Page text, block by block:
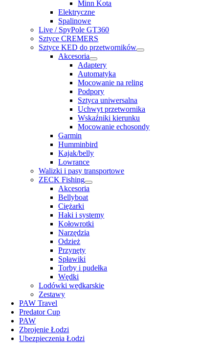
Minn Kota
Elektryczne
Spalinowe
Live / SpyPole GT360
Sztyce CREMERS
Sztyce KED do przetworników
Akcesoria
Adaptery
Automatyka
Mocowanie na reling
Podpory
Sztyca uniwersalna
Uchwyt przetwornika
Wskaźniki kierunku
Mocowanie echosondy
Garmin
Humminbird
Kajak/belly
Lowrance
Walizki i pasy transportowe
ZECK Fishing
Akcesoria
Bellyboat
Ciężarki
Haki i systemy
Kołowrotki
Narzędzia
Odzież
Przynęty
Spławiki
Torby i pudełka
Wędki
Lodówki wędkarskie
Zestawy
PAW Travel
Predator Cup
PAW
Zbrojenie Łodzi
Ubezpieczenia Łodzi